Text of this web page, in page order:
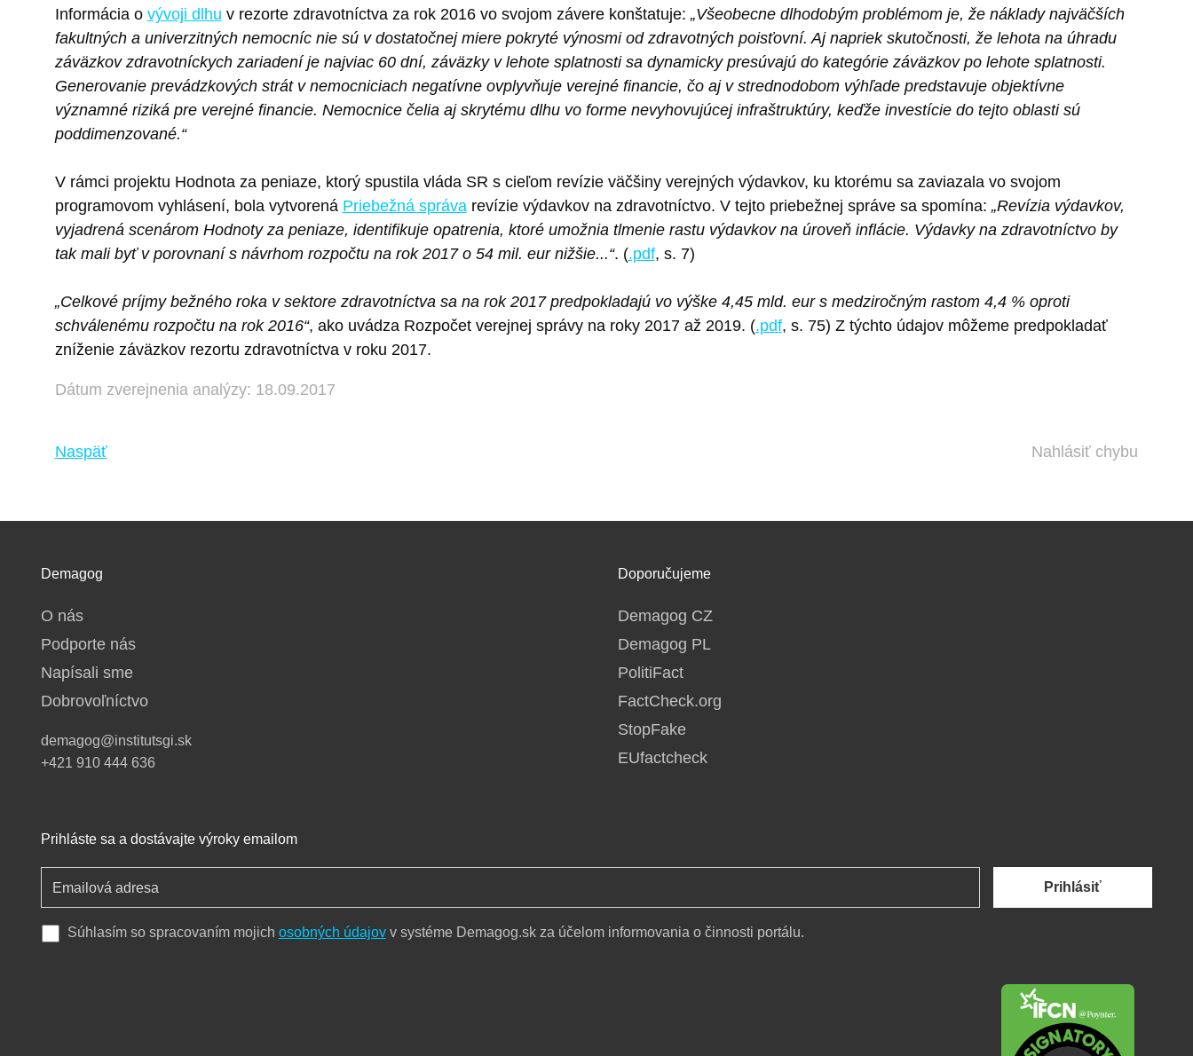
Informácia o vývoji dlhu v rezorte zdravotníctva za rok 2016 vo svojom závere konštatuje: „Všeobecne dlhodobým problémom je, že náklady najväčších
fakultných a univerzitných nemocníc nie sú v dostatočnej miere pokryté výnosmi od zdravotných poisťovní. Aj napriek skutočnosti, že lehota na úhradu
záväzkov zdravotníckych zariadení je najviac 60 dní, záväzky v lehote splatnosti sa dynamicky presúvajú do kategórie záväzkov po lehote splatnosti.
Generovanie prevádzkových strát v nemocniciach negatívne ovplyvňuje verejné financie, čo aj v strednodobom výhľade predstavuje objektívne
významné riziká pre verejné financie. Nemocnice čelia aj skrytému dlhu vo forme nevyhovujúcej infraštruktúry, keďže investície do tejto oblasti sú
poddimenzované.“
V rámci projektu Hodnota za peniaze, ktorý spustila vláda SR s cieľom revízie väčšiny verejných výdavkov, ku ktorému sa zaviazala vo svojom
programovom vyhlásení, bola vytvorená Priebežná správarevízie výdavkov na zdravotníctvo. V tejto priebežnej správe sa spomína: „Revízia výdavkov,
vyjadrená scenárom Hodnoty za peniaze, identifikuje opatrenia, ktoré umožnia tlmenie rastu výdavkov na úroveň inflácie. Výdavky na zdravotníctvo by
tak mali byť v porovnaní s návrhom rozpočtu na rok 2017 o 54 mil. eur nižšie...“. (.pdf, s. 7)
„Celkové príjmy bežného roka v sektore zdravotníctva sa na rok 2017 predpokladajú vo výške 4,45 mld. eur s medziročným rastom 4,4 % oproti
schválenému rozpočtu na rok 2016“, ako uvádza Rozpočet verejnej správy na roky 2017 až 2019. (.pdf, s. 75) Z týchto údajov môžeme predpokladať
zníženie záväzkov rezortu zdravotníctva v roku 2017.
Dátum zverejnenia analýzy: 18.09.2017
Naspäť Nahlásiť chybu
Demagog
O nás
Podporte nás
Napísali sme
Dobrovoľníctvo
demagog@institutsgi.sk
+421 910 444 636
Doporučujeme
Demagog CZ
Demagog PL
PolitiFact
FactCheck.org
StopFake
EUfactcheck
Prihláste sa a dostávajte výroky emailom
Prihlásiť
Súhlasím so spracovaním mojich osobných údajovv systéme Demagog.sk za účelom informovania o činnosti portálu.